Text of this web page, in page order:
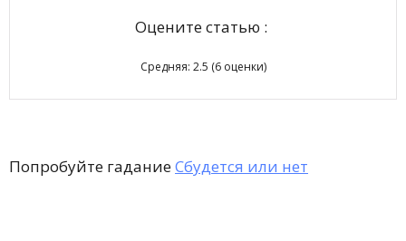
Оцените статью :
Средняя: 2.5 (6оценки)
Попробуйте гаданиеСбудется или нет